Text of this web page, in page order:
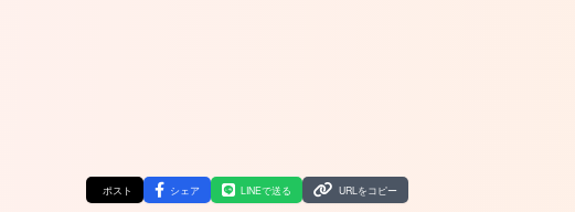
ポスト シェア LINEで送る URLをコピー